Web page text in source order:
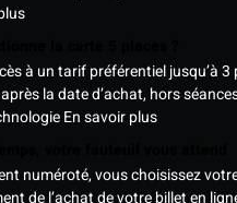
à un tarif préférentiel jusqu’à 3
la date d’achat, hors
En savoir plus
numéroté, vous choisissez
de l’achat de votre billet en